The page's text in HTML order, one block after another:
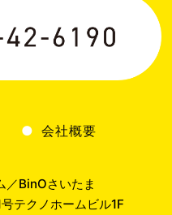
会社概要
／BinOさいたま
テクノホームビル1F